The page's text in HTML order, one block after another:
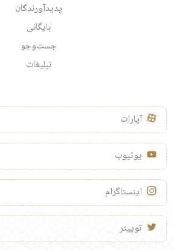
پدیدآورندگان
بایگانی
جست‌وجو
تبلیغات
آپارات
یوتیوب
اینستاگرام
توییتر